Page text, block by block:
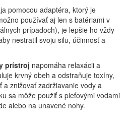
pomocou adaptéra, ktorý je
používať aj len s batériami v
prípadoch), je lepšie ho vždy
nestratil svoju silu, účinnosť a
prístroj napomáha relaxácii a
krvný obeh a odstraňuje toxíny,
znižovať zadržiavanie vody a
sa môže použiť s pleťovými vodami
alebo na unavené nohy.